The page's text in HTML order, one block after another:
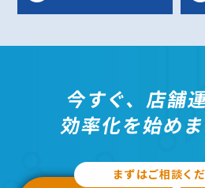
今すぐ、店舗
効率化を始め
まずはご相談く